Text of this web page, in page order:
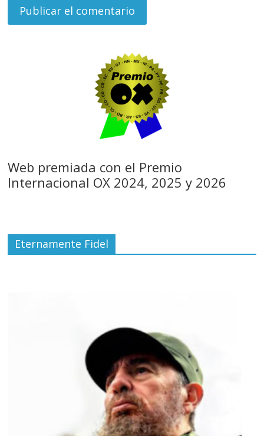
Web premiada con el Premio
Internacional OX 2024, 2025 y 2026
Eternamente Fidel